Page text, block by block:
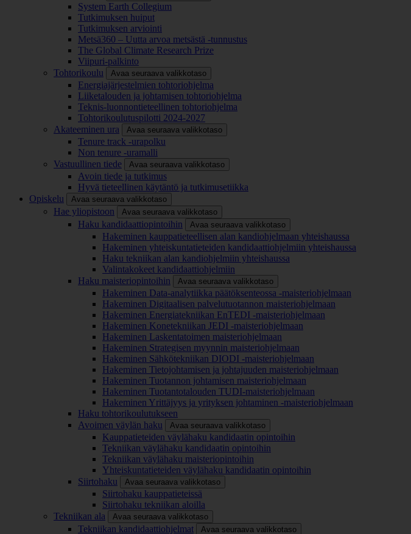
System Earth Collegium
Tutkimuksen huiput
Tutkimuksen arviointi
Metsä360 – Uutta arvoa metsästä -tunnustus
The Global Climate Research Prize
Viipuri-palkinto
Tohtorikoulu
Avaa seuraava valikkotaso
Energiajärjestelmien tohtoriohjelma
Liiketalouden ja johtamisen tohtoriohjelma
Teknis-luonnontieteellinen tohtoriohjelma
Tohtorikoulutuspilotti 2024-2027
Akateeminen ura
Avaa seuraava valikkotaso
Tenure track -urapolku
Non tenure -uramalli
Vastuullinen tiede
Avaa seuraava valikkotaso
Avoin tiede ja tutkimus
Hyvä tieteellinen käytäntö ja tutkimusetiikka
Opiskelu
Avaa seuraava valikkotaso
Hae yliopistoon Avaa seuraava valikkotaso
Haku kandidaattiopintoihin Avaa seuraava valikkotaso
Hakeminen kauppatieteellisen alan kandiohjelmaan yhteishaussa
Hakeminen yhteiskuntatieteiden kandidaattiohjelmiin yhteishaussa
Haku tekniikan alan kandiohjelmiin yhteishaussa
Valintakokeet kandidaattiohjelmiin
Haku maisteriopintoihin
Avaa seuraava valikkotaso
Hakeminen Data-analytiikka päätöksenteossa -maisteriohjelmaan
Hakeminen Digitaalisen palvelutuotannon maisteriohjelmaan
Hakeminen Energiatekniikan EnTEDI -maisteriohjelmaan
Hakeminen Konetekniikan JEDI -maisteriohjelmaan
Hakeminen Laskentatoimen maisteriohjelmaan
Hakeminen Strategisen myynnin maisteriohjelmaan
Hakeminen Sähkötekniikan DIODI -maisteriohjelmaan
Hakeminen Tietojohtamisen ja johtajuuden maisteriohjelmaan
Hakeminen Tuotannon johtamisen maisteriohjelmaan
Hakeminen Tuotantotalouden TUDI-maisteriohjelmaan
Hakeminen Yrittäjyys ja yrityksen johtaminen -maisteriohjelmaan
Haku tohtorikoulutukseen
Avoimen väylän haku
Avaa seuraava valikkotaso
Kauppatieteiden väylähaku kandidaatin opintoihin
Tekniikan väylähaku kandidaatin opintoihin
Tekniikan väylähaku maisteriopintoihin
Yhteiskuntatieteiden väylähaku kandidaatin opintoihin
Siirtohaku
Avaa seuraava valikkotaso
Siirtohaku kauppatieteissä
Siirtohaku tekniikan aloilla
Tekniikan ala
Avaa seuraava valikkotaso
Tekniikan kandidaattiohjelmat Avaa seuraava valikkotaso